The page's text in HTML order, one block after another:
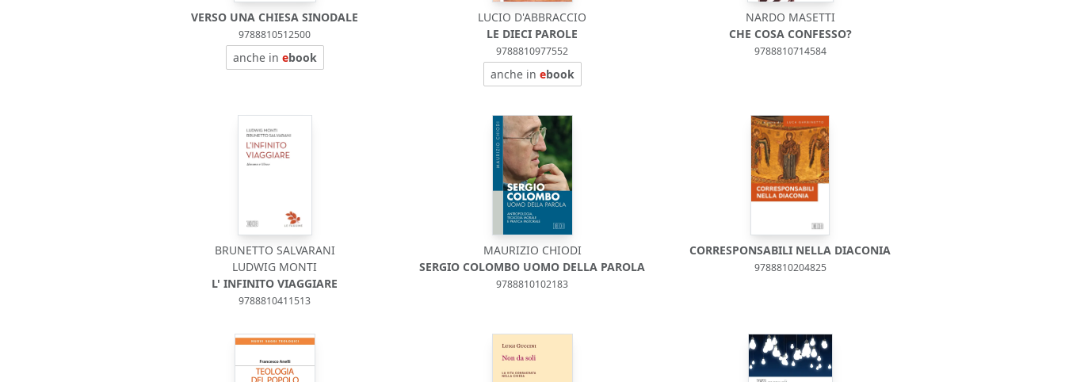
VERSO UNA CHIESA SINODALE
9788810512500
anche in ebook
LUCIO D'ABBRACCIO
LE DIECI PAROLE
9788810977552
anche in ebook
NARDO MASETTI
CHE COSA CONFESSO?
9788810714584
BRUNETTO SALVARANI
LUDWIG MONTI
L' INFINITO VIAGGIARE
9788810411513
MAURIZIO CHIODI
SERGIO COLOMBO UOMO DELLA PAROLA
9788810102183
CORRESPONSABILI NELLA DIACONIA
9788810204825